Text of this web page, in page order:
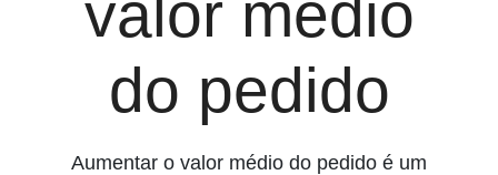
do pedido
Aumentar o valor médio do pedido é um